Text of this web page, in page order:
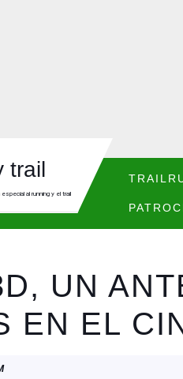
trail
al running y el trail
UN
EN EL